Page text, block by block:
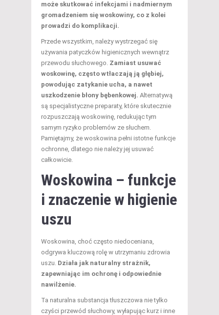
może skutkować infekcjami i nadmiernym
gromadzeniem się woskowiny, co z kolei
prowadzi do komplikacji.
Przede wszystkim, należy wystrzegać się
używania patyczków higienicznych wewnątrz
przewodu słuchowego. Zamiast usuwać
woskowinę, często wtłaczają ją głębiej,
powodując zatykanie ucha, a nawet
uszkodzenie błony bębenkowej. Alternatywą
są specjalistyczne preparaty, które skutecznie
rozpuszczają woskowinę, redukując tym
samym ryzyko problemów ze słuchem.
Pamiętajmy, że woskowina pełni istotne funkcje
ochronne, dlatego nie należy jej usuwać
całkowicie.
Woskowina – funkcje
i znaczenie w higienie
uszu
Woskowina, choć często niedoceniana,
odgrywa kluczową rolę w utrzymaniu zdrowia
uszu. Działa jak naturalny strażnik,
zapewniając im ochronę i odpowiednie
nawilżenie.
Ta naturalna substancja tłuszczowa nie tylko
czyści przewód słuchowy, wyłapując kurz i inne